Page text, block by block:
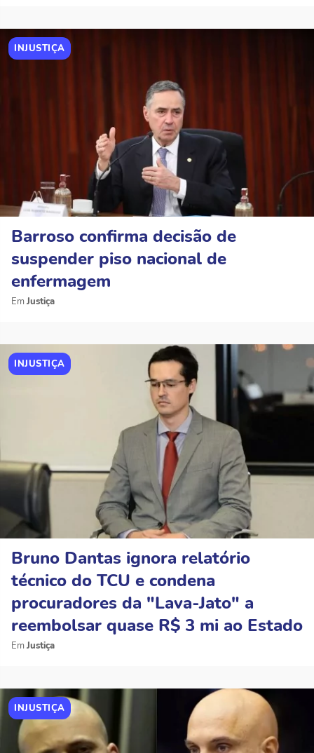
INJUSTIÇA
Barroso confirma decisão de
suspender piso nacional de
enfermagem
Justiça
INJUSTIÇA
Bruno Dantas ignora relatório
técnico do TCU e condena
procuradores da "Lava-Jato" a
reembolsar quase R$ 3 mi ao Estado
Justiça
INJUSTIÇA